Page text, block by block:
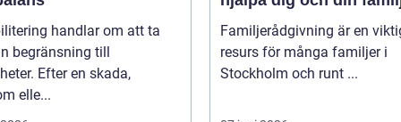
handlar om att ta
begränsning till
Efter en skada,
elle...
Familjerådgivning är en
resurs för många familjer i
Stockholm och runt ...